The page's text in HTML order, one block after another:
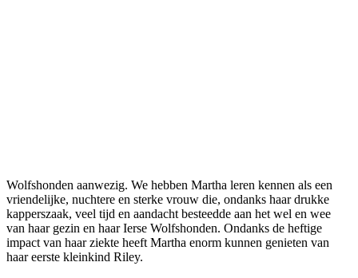
Wolfshonden aanwezig. We hebben Martha leren kennen als een
vriendelijke, nuchtere en sterke vrouw die, ondanks haar drukke
kapperszaak, veel tijd en aandacht besteedde aan het wel en wee
van haar gezin en haar Ierse Wolfshonden. Ondanks de heftige
impact van haar ziekte heeft Martha enorm kunnen genieten van
haar eerste kleinkind Riley.